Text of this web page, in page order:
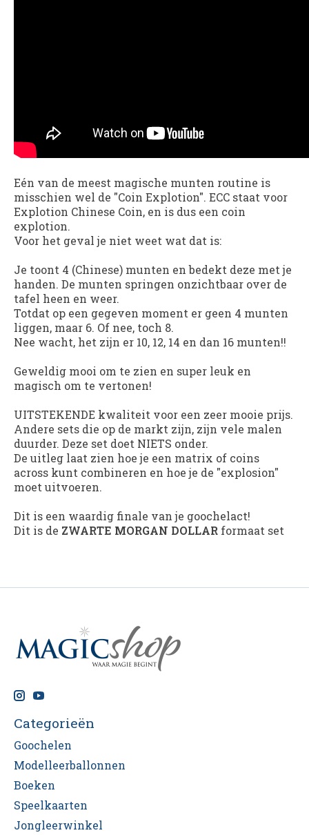
Eén van de meest magische munten routine is
misschien wel de "Coin Explotion". ECC staat voor
Explotion Chinese Coin, en is dus een coin
explotion.
Voor het geval je niet weet wat dat is:
Je toont 4 (Chinese) munten en bedekt deze met je
handen. De munten springen onzichtbaar over de
tafel heen en weer.
Totdat op een gegeven moment er geen 4 munten
liggen, maar 6. Of nee, toch 8.
Nee wacht, het zijn er 10, 12, 14 en dan 16 munten!!
Geweldig mooi om te zien en super leuk en
magisch om te vertonen!
UITSTEKENDE kwaliteit voor een zeer mooie prijs.
Andere sets die op de markt zijn, zijn vele malen
duurder. Deze set doet NIETS onder.
De uitleg laat zien hoe je een matrix of coins
across kunt combineren en hoe je de "explosion"
moet uitvoeren.
Dit is een waardig finale van je goochelact!
Dit is de ZWARTE MORGAN DOLLAR formaat set
Categorieën
Goochelen
Modelleerballonnen
Boeken
Speelkaarten
Jongleerwinkel